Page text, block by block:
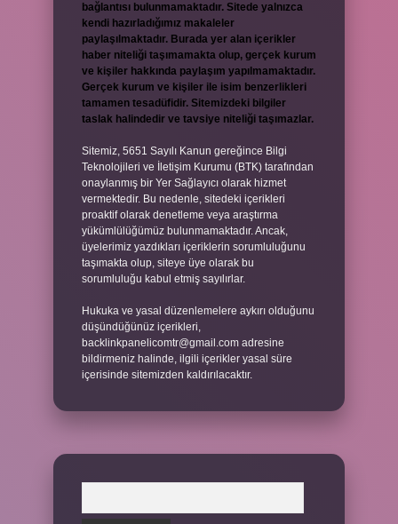
bağlantısı bulunmamaktadır. Sitede yalnızca
kendi hazırladığımız makaleler
paylaşılmaktadır. Burada yer alan içerikler
haber niteliği taşımamakta olup, gerçek kurum
ve kişiler hakkında paylaşım yapılmamaktadır.
Gerçek kurum ve kişiler ile isim benzerlikleri
tamamen tesadüfidir. Sitemizdeki bilgiler
taslak halindedir ve tavsiye niteliği taşımazlar.
Sitemiz, 5651 Sayılı Kanun gereğince Bilgi
Teknolojileri ve İletişim Kurumu (BTK) tarafından
onaylanmış bir Yer Sağlayıcı olarak hizmet
vermektedir. Bu nedenle, sitedeki içerikleri
proaktif olarak denetleme veya araştırma
yükümlülüğümüz bulunmamaktadır. Ancak,
üyelerimiz yazdıkları içeriklerin sorumluluğunu
taşımakta olup, siteye üye olarak bu
sorumluluğu kabul etmiş sayılırlar.
Hukuka ve yasal düzenlemelere aykırı olduğunu
düşündüğünüz içerikleri,
backlinkpanelicomtr@gmail.com adresine
bildirmeniz halinde, ilgili içerikler yasal süre
içerisinde sitemizden kaldırılacaktır.